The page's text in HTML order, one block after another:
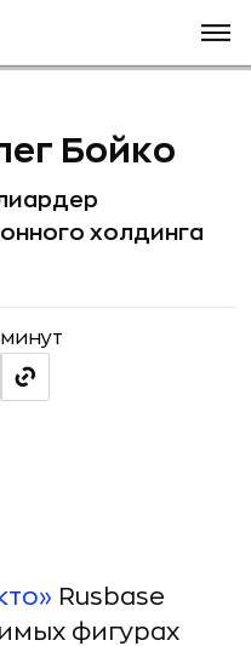
Бойко
холдинга
Rusbase
фигурах